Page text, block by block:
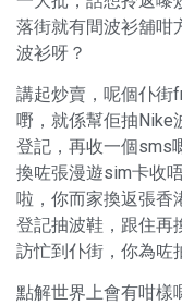
落街就有間波衫舖咁
波衫呀？
講起炒賣，呢個仆街
嘢，就係幫佢抽Nike
登記，再收一個sms
換咗張漫遊sim卡收
啦，你而家換返張香
登記抽波鞋，跟住再
訪忙到仆街，你為咗
點解世界上會有咁樣